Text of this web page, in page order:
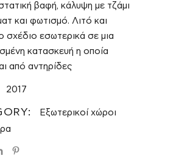
βαφή, κάλυψη με τζάμι
και φωτισμό. Λιτό και
σχέδιο εσωτερικά σε μια
κατασκευή η οποία
από αντηρίδες
2017
Εξωτερικοί χώροι